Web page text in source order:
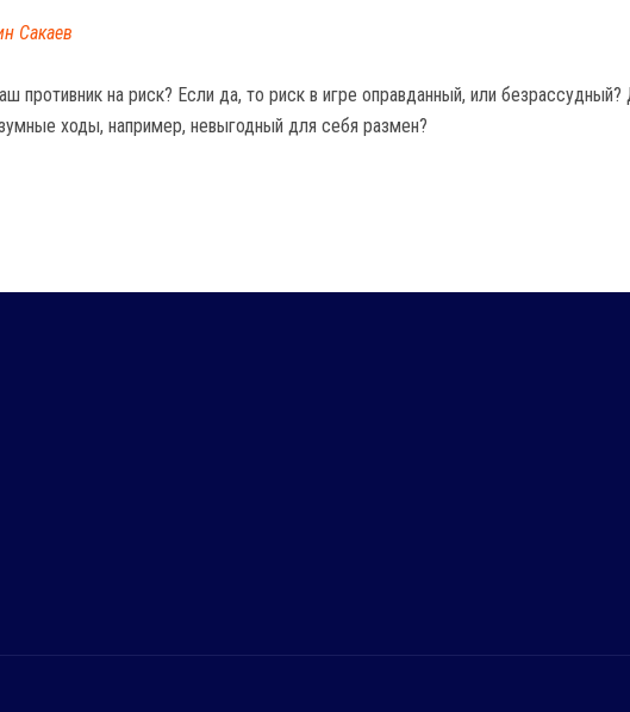
Сакаев
противник на риск? Если да, то риск в игре оправданный, или
ходы, например, невыгодный для себя размен?